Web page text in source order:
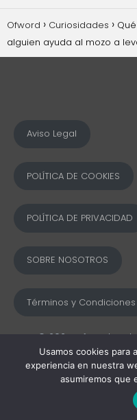
Ofword Curiosidades
alguien ayuda al mozo a
Aviso Legal
POLÍTICA DE COOKIES
POLÍTICA DE PRIVACIDAD
SOBRE NOSOTROS
Términos y Condiciones
© 2025 Ofword
Usamos cookies para
experiencia en nuestra
asumiremos que